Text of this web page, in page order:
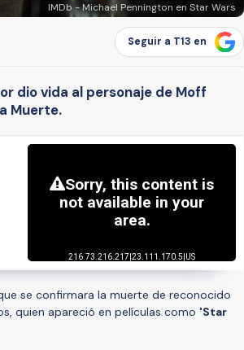
IMDb - Michael Pennington en Star Wars
Seguir a T13 en
dio vida al personaje de Moff
Muerte.
se confirmara la muerte de reconocido
quien apareció en películas como 'Star